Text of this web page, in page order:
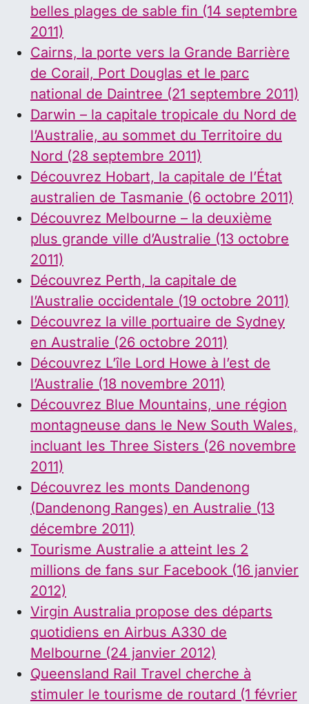
belles plages de sable fin (14 septembre
2011)
Cairns, la porte vers la Grande Barrière
de Corail, Port Douglas et le parc
national de Daintree (21 septembre 2011)
Darwin – la capitale tropicale du Nord de
l’Australie, au sommet du Territoire du
Nord (28 septembre 2011)
Découvrez Hobart, la capitale de l’État
australien de Tasmanie (6 octobre 2011)
Découvrez Melbourne – la deuxième
plus grande ville d’Australie (13 octobre
2011)
Découvrez Perth, la capitale de
l’Australie occidentale (19 octobre 2011)
Découvrez la ville portuaire de Sydney
en Australie (26 octobre 2011)
Découvrez L’île Lord Howe à l’est de
l’Australie (18 novembre 2011)
Découvrez Blue Mountains, une région
montagneuse dans le New South Wales,
incluant les Three Sisters (26 novembre
2011)
Découvrez les monts Dandenong
(Dandenong Ranges) en Australie (13
décembre 2011)
Tourisme Australie a atteint les 2
millions de fans sur Facebook (16 janvier
2012)
Virgin Australia propose des départs
quotidiens en Airbus A330 de
Melbourne (24 janvier 2012)
Queensland Rail Travel cherche à
stimuler le tourisme de routard (1 février